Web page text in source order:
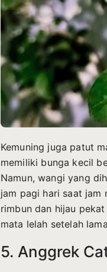
Kemuning juga patut
memiliki bunga kecil
Namun, wangi yang
jam pagi hari saat jam
rimbun dan hijau
mata lelah setelah
5. Anggrek